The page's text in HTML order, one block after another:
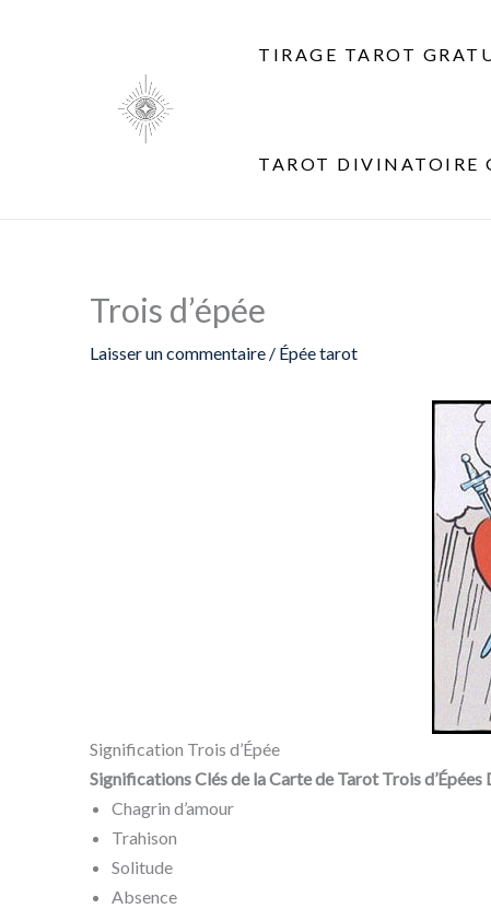
TIRAGE TAROT
TAROT DIVINATOIRE
Trois d’épée
Laisser un commentaire / Épée tarot
Signification Trois d’Épée
Significations Clés de la Carte de Tarot Trois d’Épées
Chagrin d’amour
Trahison
Solitude
Absence